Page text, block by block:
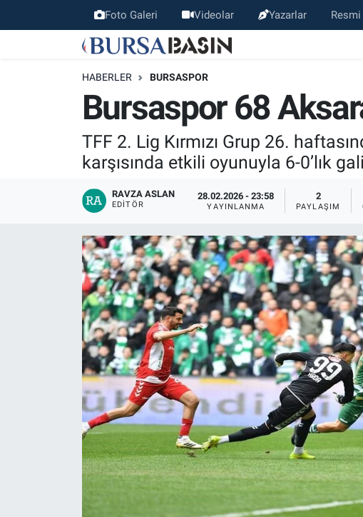
Foto Galeri Videolar Yazarlar
HABERLER BURSASPOR
Bursaspor 68
TFF 2. Lig Kırmızı Grup 26.
karşısında etkili oyunuyla 6-0’lık
RAVZA ASLAN
EDITÖR
28.02.2026 - 23:58
YAYINLANMA
2
PAYLAŞIM
Bursa Haber
Bilim, Teknoloji
KÜLTÜR-SANAT
Bursaspor
Gündem
Ekonomi
Teknoloji
Bursa Nöbetçi Eczaneler
Bursa Hava Durumu
Bursa Trafik Yoğunluk Haritası
Süper Lig Puan Durumu ve Fikstür
Tüm Manşetler
Son Dakika Haberleri
Haber Arşivi